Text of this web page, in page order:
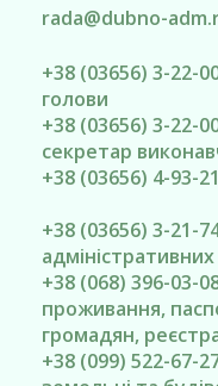
rada@dubno-
+38 (03656) 3-22-
голови
+38 (03656) 3-22-
секретар
+38 (03656) 4-93-
+38 (03656) 3-21-
+38 (068) 396-03-
проживання,
громадян,
+38 (099) 522-67-